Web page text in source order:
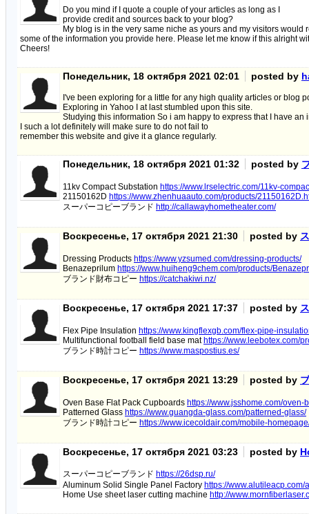
Do you mind if I quote a couple of your articles as long as I
provide credit and sources back to your blog?
My blog is in the very same niche as yours and my visitors would
some of the information you provide here. Please let me know if this alright
Cheers!
Понедельник, 18 октября 2021 02:01 posted by
I've been exploring for a little for any high quality articles or blog
Exploring in Yahoo I at last stumbled upon this site.
Studying this information So i am happy to express that I have
I such a lot definitely will make sure to do not fail to
remember this website and give it a glance regularly.
Понедельник, 18 октября 2021 01:32 posted by
11kv Compact Substation https://www.lrselectric.com/11kv-
21150162D https://www.zhenhuaauto.com/products/
スーパーコピーブランド http://callawayhometheater.com/
Воскресенье, 17 октября 2021 21:30 posted by
Dressing Products https://www.yzsumed.com/dressing-products/
Benazeprilum https://www.huiheng9chem.com/products/
ブランド財布コピー https://catchakiwi.nz/
Воскресенье, 17 октября 2021 17:37 posted by
Flex Pipe Insulation https://www.kingflexgb.com/flex-pipe-
Multifunctional football field base mat https://www.leebotex.com/
ブランド時計コピー https://www.maspostius.es/
Воскресенье, 17 октября 2021 13:29 posted by
Oven Base Flat Pack Cupboards https://www.jsshome.com/
Patterned Glass https://www.guangda-glass.com/patterned-glass/
ブランド時計コピー https://www.icecoldair.com/mobile-
Воскресенье, 17 октября 2021 03:23 posted by
スーパーコピーブランド https://26dsp.ru/
Aluminum Solid Single Panel Factory https://
Home Use sheet laser cutting machine http://